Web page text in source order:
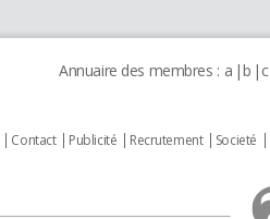
Annuaire des membres : a b c
Contact Publicité Recrutement Societé